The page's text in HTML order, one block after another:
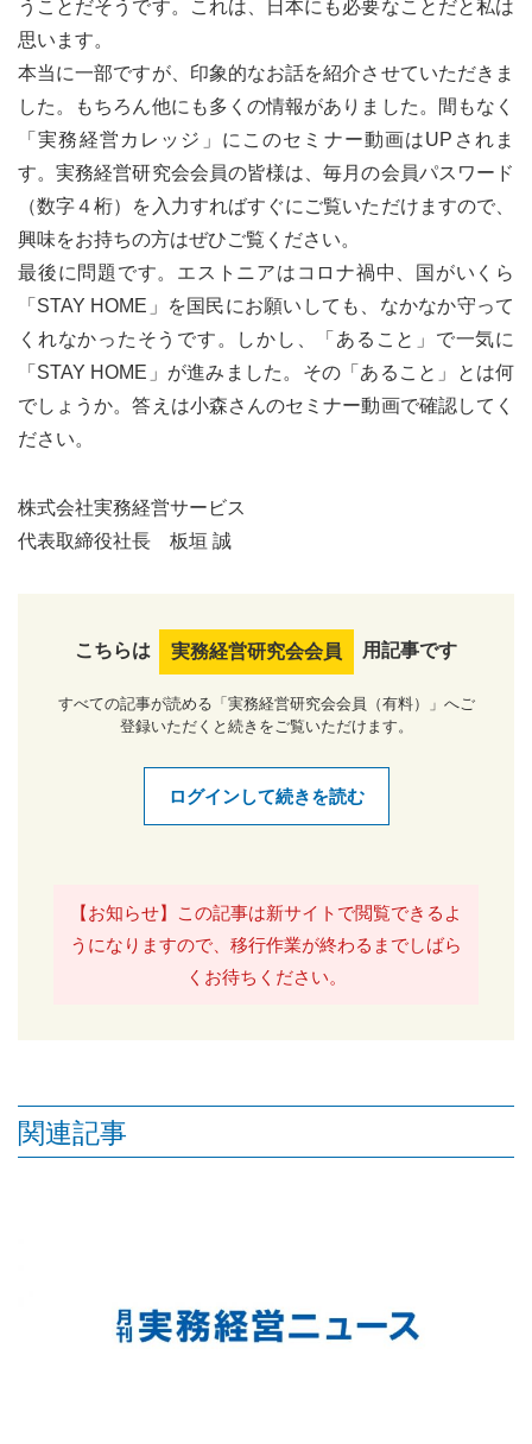
うことだそうです。これは、日本にも必要なことだと私は
思います。
本当に一部ですが、印象的なお話を紹介させていただきま
した。もちろん他にも多くの情報がありました。間もなく
「実務経営カレッジ」にこのセミナー動画はUPされま
す。実務経営研究会会員の皆様は、毎月の会員パスワード
（数字４桁）を入力すればすぐにご覧いただけますので、
興味をお持ちの方はぜひご覧ください。
最後に問題です。エストニアはコロナ禍中、国がいくら
「STAY HOME」を国民にお願いしても、なかなか守って
くれなかったそうです。しかし、「あること」で一気に
「STAY HOME」が進みました。その「あること」とは何
でしょうか。答えは小森さんのセミナー動画で確認してく
ださい。
株式会社実務経営サービス
代表取締役社長 板垣 誠
こちらは 実務経営研究会会員 用記事です
すべての記事が読める「実務経営研究会会員（有料）」へご
登録いただくと続きをご覧いただけます。
ログインして続きを読む
【お知らせ】この記事は新サイトで閲覧できるよ
うになりますので、移行作業が終わるまでしばら
くお待ちください。
関連記事